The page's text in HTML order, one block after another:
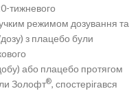
тижневого
режимом дозування та
з плацебо були
або плацебо протягом
Золофт®, спостерігався